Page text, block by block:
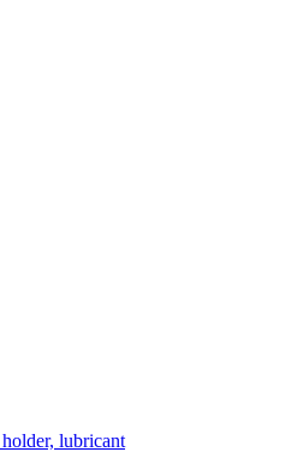
lubricant